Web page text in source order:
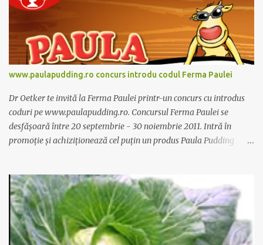
www.paulapudding.ro concurs introdu codul Ferma Paulei
Dr Oetker te invită la Ferma Paulei printr-un concurs cu introdus
coduri pe www.paulapudding.ro. Concursul Ferma Paulei se
desfășoară între 20 septembrie - 30 noiembrie 2011. Intră în
promoție și achiziționează cel puțin un produs Paula Pudding
concurs Ferma Paulei. Poți căștiga zilnic truse de grădinărit,
săptămânal tractorașul fermierului sau premiul cel mare o
excursie la o super-fermă din Anglia. Mai multe coduri, mai multe
șanse de câștig. Câștigători si regulament pe
www.paulapudding.ro.